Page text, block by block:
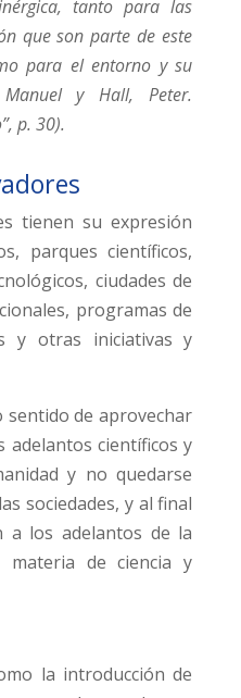
tanto para las
que son parte de este
para el entorno y su
Manuel y Hall, Peter.
p. 30).
tienen su expresión
parques científicos,
ciudades de
programas de
y otras iniciativas y
sentido de aprovechar
adelantos científicos y
y no quedarse
sociedades, y al final
a los adelantos de la
materia de ciencia y
la introducción de